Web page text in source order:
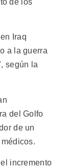
de los
Iraq
a la guerra
según la
del Golfo
de un
incremento